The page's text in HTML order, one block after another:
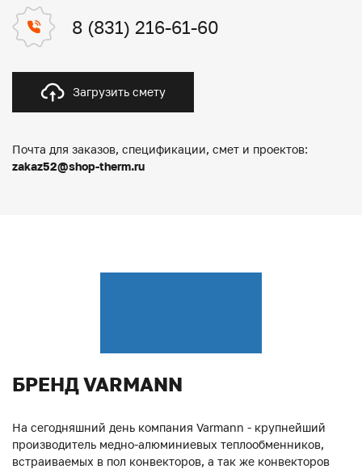
8 (831) 216-61-60
Загрузить смету
Почта для заказов, спецификации, смет и проектов:
zakaz52@shop-therm.ru
БРЕНД VARMANN
На сегодняшний день компания Varmann - крупнейший
производитель медно-алюминиевых теплообменников,
встраиваемых в пол конвекторов, а так же конвекторов